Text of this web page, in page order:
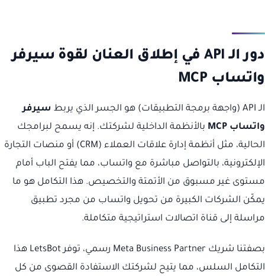
دور الـ API في إطلاق العنان لقوة سيرفر
واتساب MCP
الـ API (واجهة برمجة التطبيقات) هو الجسر الذي يربط
سيرفر
واتساب MCP
بالأنظمة الداخلية لشركتك. إنه يسمح لبرامجك
الحالية، مثل أنظمة إدارة علاقات العملاء (CRM) أو منصات التجارة
الإلكترونية، بالتواصل مباشرة مع واتساب، مما يفتح الباب أمام
مستوى غير مسبوق من الأتمتة والتخصيص. هذا التكامل هو ما
يمكّن الشركات الكبيرة من تحويل واتساب من مجرد تطبيق
مراسلة إلى قناة اتصالات استراتيجية متكاملة.
بصفتنا شريك Meta Business Partner رسمي، توفر LetsBot هذا
التكامل السلس، مما يتيح لشركتك الاستفادة القصوى من كل